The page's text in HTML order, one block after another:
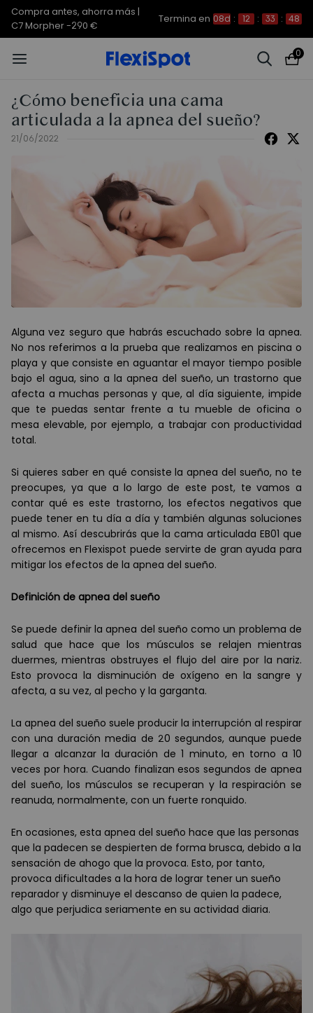
Compra antes, ahorra más | E7
Termina en 08d : 12 : 33 : 47
0
¿Cómo beneficia una cama
articulada a la apnea del sueño?
21/06/2022
Alguna vez seguro que habrás escuchado sobre la apnea.
No nos referimos a la prueba que realizamos en piscina o
playa y que consiste en aguantar el mayor tiempo posible
bajo el agua, sino a la apnea del sueño, un trastorno que
afecta a muchas personas y que, al día siguiente, impide
que te puedas sentar frente a tu mueble de oficina o
mesa elevable, por ejemplo, a trabajar con productividad
total.
Si quieres saber en qué consiste la apnea del sueño, no te
preocupes, ya que a lo largo de este post, te vamos a
contar qué es este trastorno, los efectos negativos que
puede tener en tu día a día y también algunas soluciones
al mismo. Así descubrirás que la cama articulada EB01 que
ofrecemos en Flexispot puede servirte de gran ayuda para
mitigar los efectos de la apnea del sueño.
Definición de apnea del sueño
Se puede definir la apnea del sueño como un problema de
salud que hace que los músculos se relajen mientras
duermes, mientras obstruyes el flujo del aire por la nariz.
Esto provoca la disminución de oxígeno en la sangre y
afecta, a su vez, al pecho y la garganta.
La apnea del sueño suele producir la interrupción al respirar
con una duración media de 20 segundos, aunque puede
llegar a alcanzar la duración de 1 minuto, en torno a 10
veces por hora. Cuando finalizan esos segundos de apnea
del sueño, los músculos se recuperan y la respiración se
reanuda, normalmente, con un fuerte ronquido.
En ocasiones, esta apnea del sueño hace que las personas
que la padecen se despierten de forma brusca, debido a la
sensación de ahogo que la provoca. Esto, por tanto,
provoca dificultades a la hora de lograr tener un sueño
reparador y disminuye el descanso de quien la padece,
algo que perjudica seriamente en su actividad diaria.